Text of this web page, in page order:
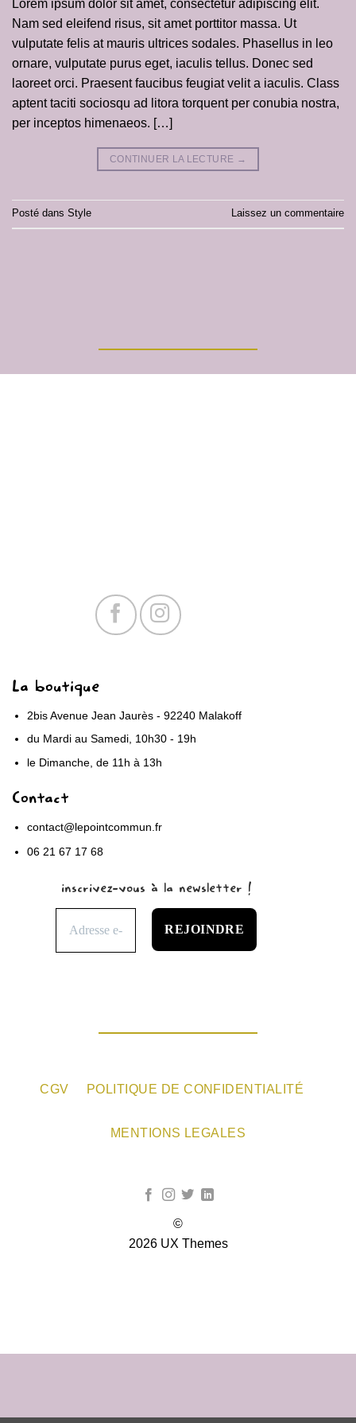
Lorem ipsum dolor sit amet, consectetur adipiscing elit.
Nam sed eleifend risus, sit amet porttitor massa. Ut
vulputate felis at mauris ultrices sodales. Phasellus in leo
ornare, vulputate purus eget, iaculis tellus. Donec sed
laoreet orci. Praesent faucibus feugiat velit a iaculis. Class
aptent taciti sociosqu ad litora torquent per conubia nostra,
per inceptos himenaeos. […]
CONTINUER LA LECTURE →
Posté dans Style Laissez un commentaire
La boutique
2bis Avenue Jean Jaurès - 92240 Malakoff
du Mardi au Samedi, 10h30 - 19h
le Dimanche, de 11h à 13h
Contact
contact@lepointcommun.fr
06 21 67 17 68
inscrivez-vous à la newsletter !
CGV POLITIQUE DE CONFIDENTIALITÉ
MENTIONS LEGALES
©
2026 UX Themes